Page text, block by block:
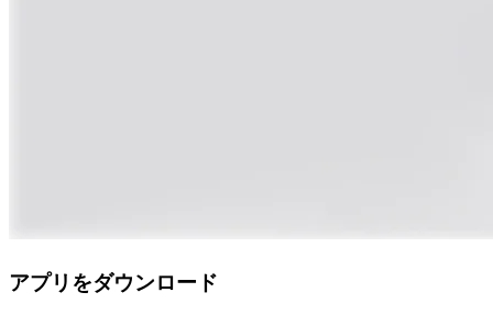
アプリをダウンロード